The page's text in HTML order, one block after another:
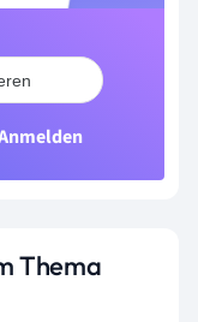
Thema